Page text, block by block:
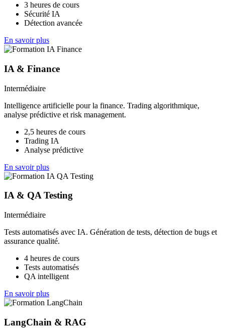
3 heures de cours
Sécurité IA
Détection avancée
En savoir plus
IA & Finance
Intermédiaire
Intelligence artificielle pour la finance. Trading algorithmique,
analyse prédictive et risk management.
2,5 heures de cours
Trading IA
Analyse prédictive
En savoir plus
IA & QA Testing
Intermédiaire
Tests automatisés avec IA. Génération de tests, détection de bugs et
assurance qualité.
4 heures de cours
Tests automatisés
QA intelligent
En savoir plus
LangChain & RAG